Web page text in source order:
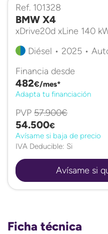
Ref. 101328
BMW X4
xDrive20d xLine 140
Diésel • 2025 •
Financia desde
482€/mes*
Adapta tu financiación
PVP 57.900€
54.500€
Avísame si baja de precio
IVA Deducible: Si
Avísame si
Ficha técnica